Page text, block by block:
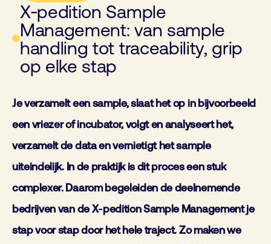
X‑pedition Sample
Management: van sample
handling tot traceability, grip
op elke stap
Je verzamelt een sample, slaat het op in bijvoorbeeld
een vriezer of incubator, volgt en analyseert het,
verzamelt de data en vernietigt het sample
uiteindelijk. In de praktijk is dit proces een stuk
complexer. Daarom begeleiden de deelnemende
bedrijven van de X‑pedition Sample Management je
stap voor stap door het hele traject. Zo maken we